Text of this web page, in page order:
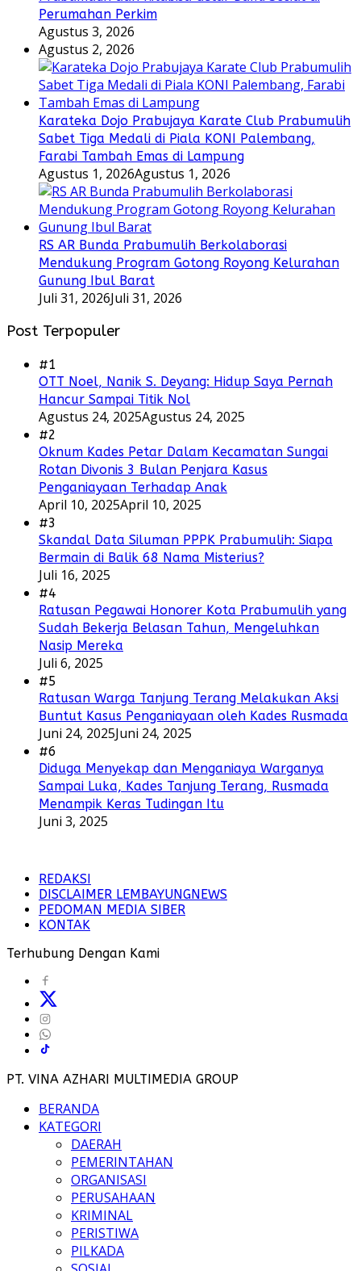
Perumahan Perkim
Agustus 3, 2026
Agustus 2, 2026
Karateka Dojo Prabujaya Karate Club Prabumulih
Sabet Tiga Medali di Piala KONI Palembang,
Farabi Tambah Emas di Lampung
Agustus 1, 2026Agustus 1, 2026
RS AR Bunda Prabumulih Berkolaborasi
Mendukung Program Gotong Royong Kelurahan
Gunung Ibul Barat
Juli 31, 2026Juli 31, 2026
Post Terpopuler
#1
OTT Noel, Nanik S. Deyang: Hidup Saya Pernah
Hancur Sampai Titik Nol
Agustus 24, 2025Agustus 24, 2025
#2
Oknum Kades Petar Dalam Kecamatan Sungai
Rotan Divonis 3 Bulan Penjara Kasus
Penganiayaan Terhadap Anak
April 10, 2025April 10, 2025
#3
Skandal Data Siluman PPPK Prabumulih: Siapa
Bermain di Balik 68 Nama Misterius?
Juli 16, 2025
#4
Ratusan Pegawai Honorer Kota Prabumulih yang
Sudah Bekerja Belasan Tahun, Mengeluhkan
Nasip Mereka
Juli 6, 2025
#5
Ratusan Warga Tanjung Terang Melakukan Aksi
Buntut Kasus Penganiayaan oleh Kades Rusmada
Juni 24, 2025Juni 24, 2025
#6
Diduga Menyekap dan Menganiaya Warganya
Sampai Luka, Kades Tanjung Terang, Rusmada
Menampik Keras Tudingan Itu
Juni 3, 2025
REDAKSI
DISCLAIMER LEMBAYUNGNEWS
PEDOMAN MEDIA SIBER
KONTAK
Terhubung Dengan Kami
PT. VINA AZHARI MULTIMEDIA GROUP
BERANDA
KATEGORI
DAERAH
PEMERINTAHAN
ORGANISASI
PERUSAHAAN
KRIMINAL
PERISTIWA
PILKADA